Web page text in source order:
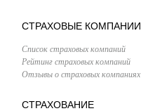
СТРАХОВЫЕ КОМПАНИИ
Список страховых компаний
Рейтинг страховых компаний
Отзывы о страховых компаниях
СТРАХОВАНИЕ